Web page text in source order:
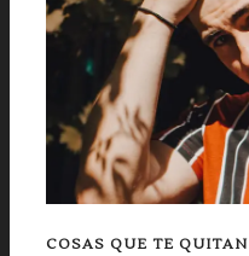
COSAS QUE TE